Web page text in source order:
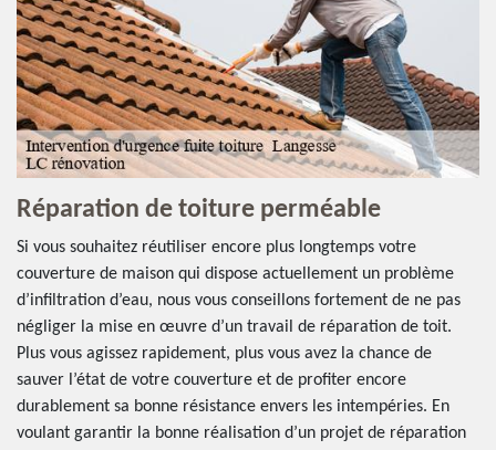
Réparation de toiture perméable
Si vous souhaitez réutiliser encore plus longtemps votre
couverture de maison qui dispose actuellement un problème
d’infiltration d’eau, nous vous conseillons fortement de ne pas
négliger la mise en œuvre d’un travail de réparation de toit.
Plus vous agissez rapidement, plus vous avez la chance de
sauver l’état de votre couverture et de profiter encore
durablement sa bonne résistance envers les intempéries. En
voulant garantir la bonne réalisation d’un projet de réparation